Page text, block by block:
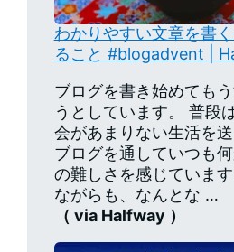
わかりやすい文章を書
ること #blogadvent |
ブログを書き始めても
うとしています。 普段
会があまりない生活を送
ブログを通していつも
の難しさを感じていま
ながらも、なんとな …
（ via Halfway ）